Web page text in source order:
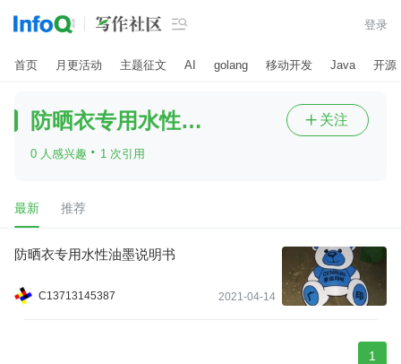
 登录
首页 月更活动 主题征文 AI golang 移动开发 Java 开源
防晒衣专用水性油墨
0 人感兴趣 · 1 次引用
 关注
最新 推荐
防晒衣专用水性油墨说明书
C13713145387 2021-04-14
1